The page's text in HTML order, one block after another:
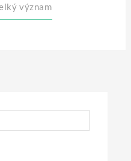
význam